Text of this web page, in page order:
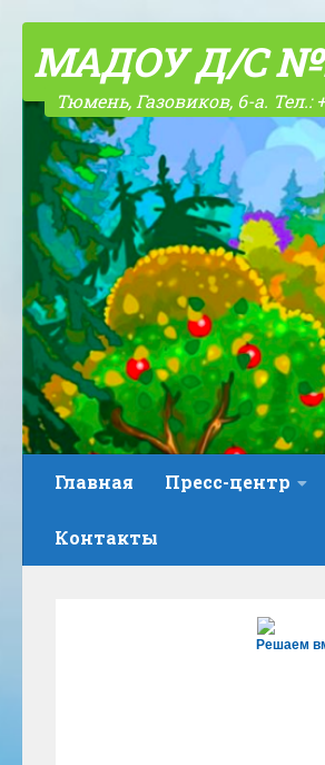
МАДОУ Д/С
Тюмень, Газовиков, 6-а. Тел.:
Главная Пресс-центр
Контакты
Решаем